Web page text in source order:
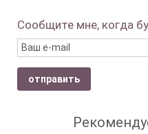
Сообщите мне, когда
отправить